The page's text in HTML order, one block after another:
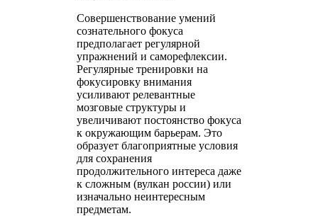
Совершенствование умений
сознательного фокуса
предполагает регулярной
упражнений и саморефлексии.
Регулярные тренировки на
фокусировку внимания
усиливают релевантные
мозговые структуры и
увеличивают постоянство фокуса
к окружающим барьерам. Это
образует благоприятные условия
для сохранения
продолжительного интереса даже
к сложным (вулкан россии) или
изначально неинтересным
предметам.